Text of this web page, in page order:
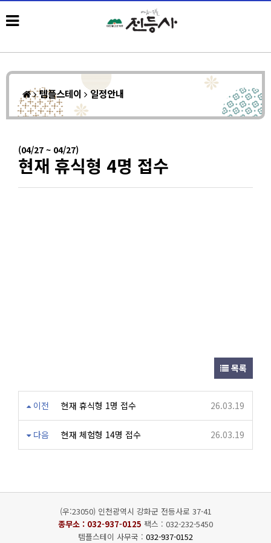
템플스테이 일정안내
(04/27 ~ 04/27)
현재 휴식형 4명 접수
목록
이전 현재 휴식형 1명 접수 26.03.19
다음 현재 체험형 14명 접수 26.03.19
(우:23050) 인천광역시 강화군 전등사로 37-41
종무소 : 032-937-0125 팩스 : 032-232-5450
템플스테이 사무국 : 032-937-0152